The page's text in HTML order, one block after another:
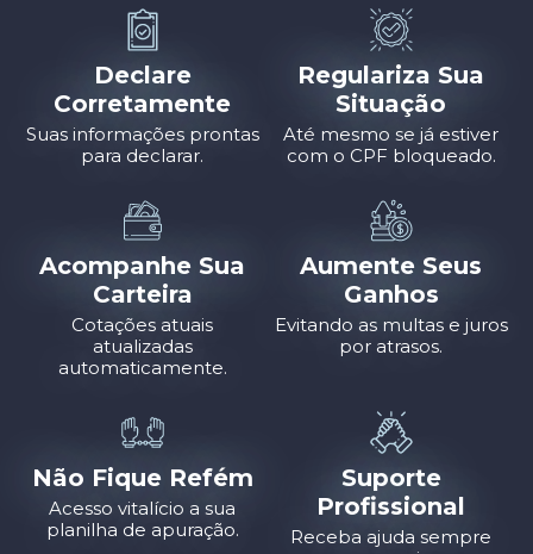
Declare
Corretamente
Suas informações prontas
para declarar.
Regulariza Sua
Situação
Até mesmo se já estiver
com o CPF bloqueado.
Acompanhe Sua
Carteira
Cotações atuais
atualizadas
automaticamente.
Aumente Seus
Ganhos
Evitando as multas e juros
por atrasos.
Não Fique Refém
Acesso vitalício a sua
planilha de apuração.
Suporte
Profissional
Receba ajuda sempre